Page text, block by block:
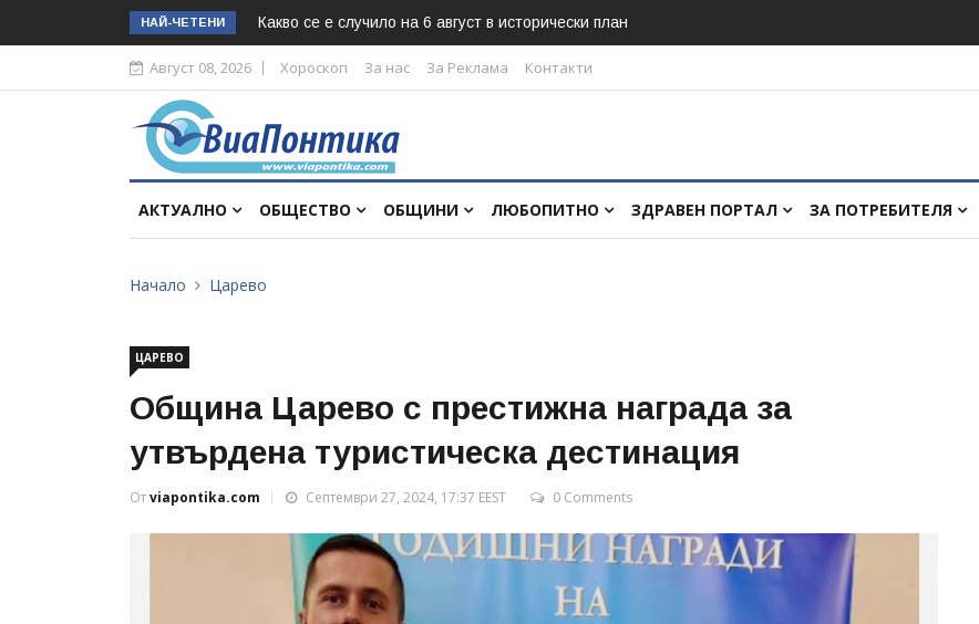
НАЙ-ЧЕТЕНИ Какво се е случило на 6 август в исторически план
Август 08, 2026 Хороскоп За нас За Реклама Контакти
АКТУАЛНО ОБЩЕСТВО ОБЩИНИ ЛЮБОПИТНО ЗДРАВЕН ПОРТАЛ ЗА ПОТРЕБИТЕЛЯ
Начало Царево
ЦАРЕВО
Община Царево с престижна награда за
утвърдена туристическа дестинация
Отviapontika.com Септември 27, 2024, 17:37 EEST 0 Comments